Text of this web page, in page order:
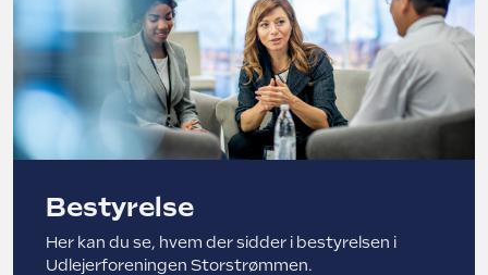
Bestyrelse
Her kan du se, hvem der sidder i bestyrelsen i
Udlejerforeningen Storstrømmen.